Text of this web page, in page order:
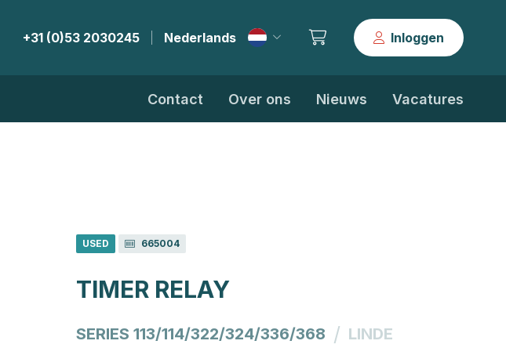
+31 (0)53 2030245 | Nederlands Inloggen
Contact Over ons Nieuws Vacatures
USED 665004
TIMER RELAY
SERIES 113/114/322/324/336/368 / LINDE